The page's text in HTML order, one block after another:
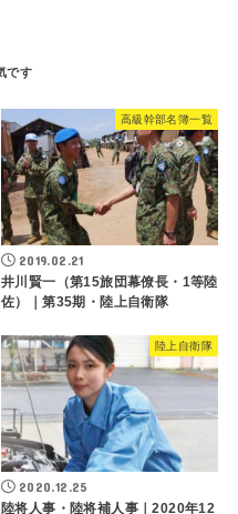
高級幹部名簿一覧
2019.02.21
井川賢一（第15旅団幕僚長・1等陸
佐）｜第35期・陸上自衛隊
陸上自衛隊
2020.12.25
陸将人事・陸将補人事｜2020年12